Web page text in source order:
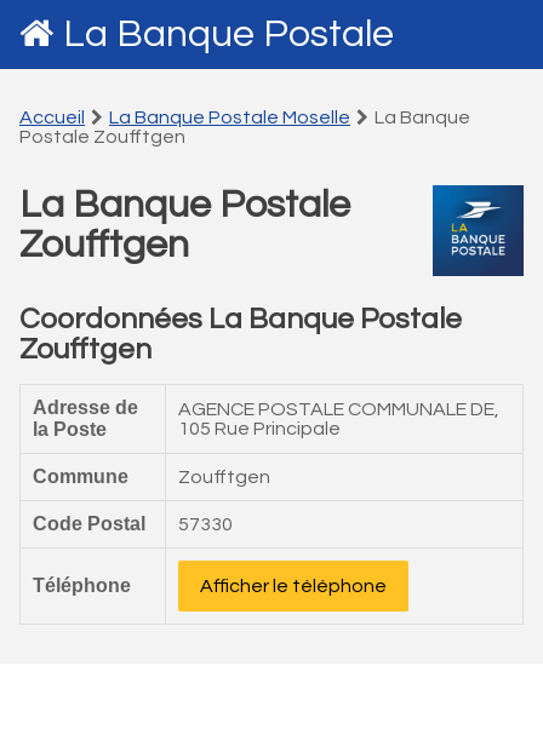
La Banque Postale
Accueil La Banque Postale Moselle
La Banque
Postale Zoufftgen
La Banque Postale
Zoufftgen
Coordonnées La Banque Postale
Zoufftgen
Adresse de
la Poste
AGENCE POSTALE COMMUNALE DE,
105 Rue Principale
Commune Zoufftgen
Code Postal 57330
Téléphone Afficher le téléphone